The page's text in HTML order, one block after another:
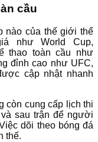
cầu
nào của thế giới thể
như World Cup,
thao toàn cầu như
đỉnh cao như UFC,
cập nhật nhanh
còn cung cấp lịch thi
sau trận để người
dõi theo bóng đá
thế.